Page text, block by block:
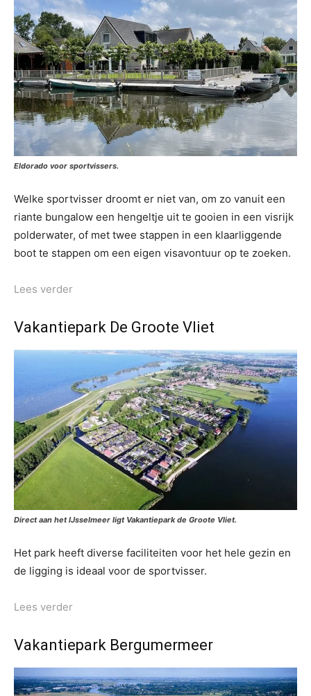
Eldorado voor sportvissers.
Welke sportvisser droomt er niet van, om zo vanuit een
riante bungalow een hengeltje uit te gooien in een visrijk
polderwater, of met twee stappen in een klaarliggende
boot te stappen om een eigen visavontuur op te zoeken.
Lees verder
Vakantiepark De Groote Vliet
Direct aan het IJsselmeer ligt Vakantiepark de Groote Vliet.
Het park heeft diverse faciliteiten voor het hele gezin en
de ligging is ideaal voor de sportvisser.
Lees verder
Vakantiepark Bergumermeer